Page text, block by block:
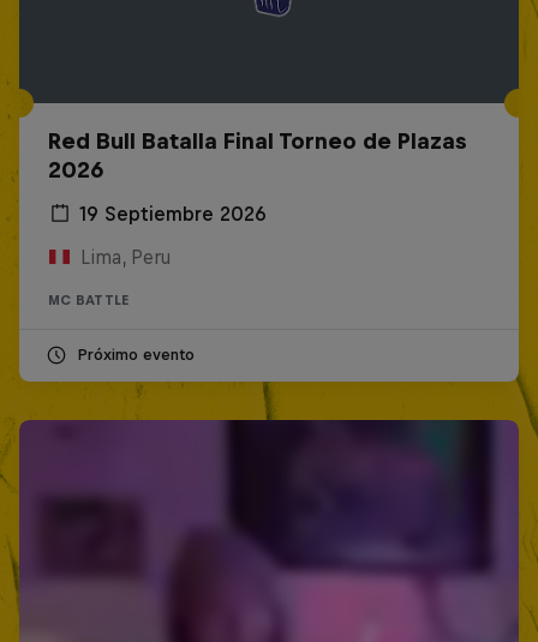
Red Bull Batalla Final Torneo de Plazas
2026
19 Septiembre 2026
Lima, Peru
MC BATTLE
Próximo evento